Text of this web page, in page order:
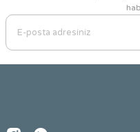
Ürün resmi kalitesiz,
Ürün açıklamasında eksik
Ürün bilgilerinde hatalar